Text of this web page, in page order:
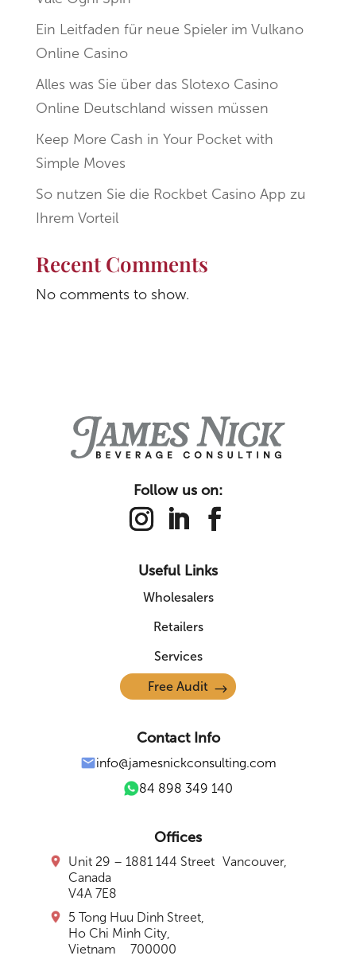
Ein Leitfaden für neue Spieler im Vulkano
Online Casino
Alles was Sie über das Slotexo Casino
Online Deutschland wissen müssen
Keep More Cash in Your Pocket with
Simple Moves
So nutzen Sie die Rockbet Casino App zu
Ihrem Vorteil
Recent Comments
No comments to show.
Follow us on:
Useful Links
Wholesalers
Retailers
Services
Free Audit
Contact Info
info@jamesnickconsulting.com
84 898 349 140
Offices
Unit 29 – 1881 144 Street Vancouver,
Canada
V4A 7E8
5 Tong Huu Dinh Street,
Ho Chi Minh City,
Vietnam 700000